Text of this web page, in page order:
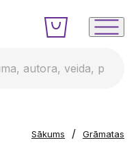
Sākums / Grāmatas